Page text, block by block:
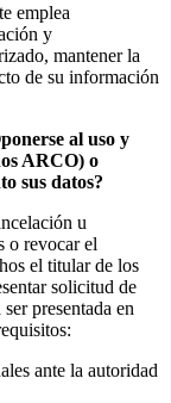
emplea
y
mantener la
de su información
al uso y
ARCO) o
sus datos?
u
o revocar el
el titular de los
solicitud de
presentada en
ante la autoridad